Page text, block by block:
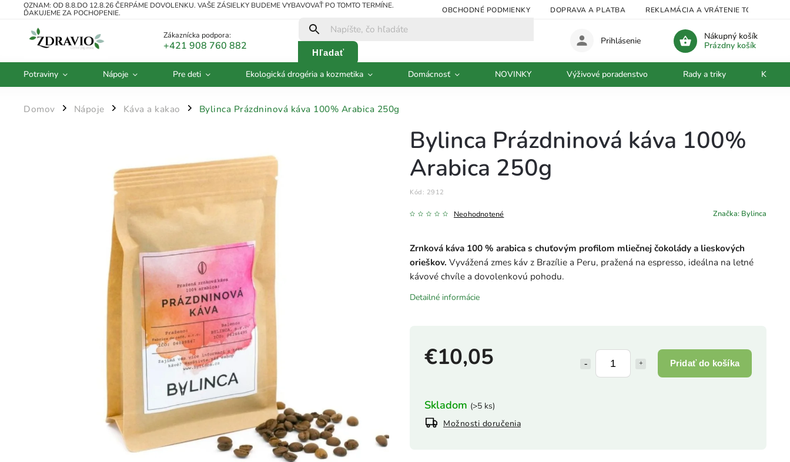
OZNAM: OD 8.8.DO 12.8.26 ČERPÁME DOVOLENKU. VAŠE ZÁSIELKY BUDEME VYBAVOVAŤ PO TOMTO TERMÍNE.
ĎAKUJEME ZA POCHOPENIE.
OBCHODNÉ PODMIENKY DOPRAVA A PLATBA REKLAMÁCIA A VRÁTENIE TOVARU
Zákaznícka podpora:
+421 908 760 882
Hľadať
Nákupný košík
Prázdny košík
Prihlásenie
Potraviny Nápoje Pre deti Ekologická drogéria a kozmetika Domácnosť NOVINKY Výživové poradenstvo Rady a triky
Domov / Nápoje / Káva a kakao / Bylinca Prázdninová káva 100% Arabica 250g
€10,05 Pridať do košíka
Skladom (>5 ks)
Možnosti doručenia
Bylinca Prázdninová káva 100%
Arabica 250g
Kód: 2912
Neohodnotené Značka: Bylinca
Zrnková káva 100 % arabica s chuťovým profilom mliečnej čokolády a lieskových
orieškov. Vyvážená zmes káv z Brazílie a Peru, pražená na espresso, ideálna na letné
kávové chvíle a dovolenkovú pohodu.
Detailné informácie